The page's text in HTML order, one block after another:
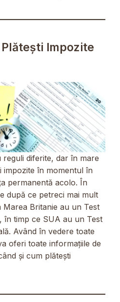
Impozite
diferite, dar în mare
impozite în momentul în
permanentă acolo. În
după ce petreci mai mult
Marea Britanie au un Test
în timp ce SUA au un Test
Având în vedere toate
oferi toate informațiile de
și cum plătești